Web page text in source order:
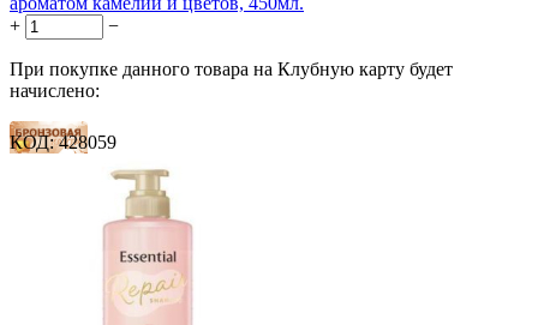
+
−
При покупке данного товара на Клубную карту будет
начислено:
60 баллов
100 баллов
1 578.00 Р
за 1.00 мл
КОД: 428059